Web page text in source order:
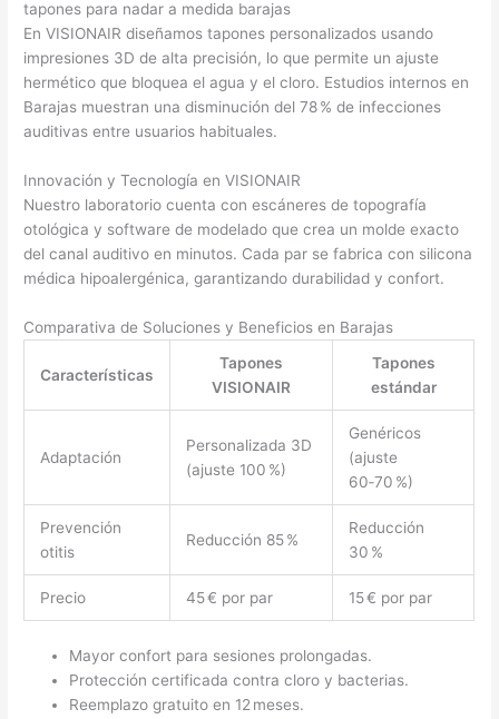
tapones para nadar a medida barajas
En VISIONAIR diseñamos tapones personalizados usando
impresiones 3D de alta precisión, lo que permite un ajuste
hermético que bloquea el agua y el cloro. Estudios internos en
Barajas muestran una disminución del 78 % de infecciones
auditivas entre usuarios habituales.
Innovación y Tecnología en VISIONAIR
Nuestro laboratorio cuenta con escáneres de topografía
otológica y software de modelado que crea un molde exacto
del canal auditivo en minutos. Cada par se fabrica con silicona
médica hipoalergénica, garantizando durabilidad y confort.
Comparativa de Soluciones y Beneficios en Barajas
Características
Tapones
VISIONAIR
Tapones
estándar
Adaptación
Personalizada 3D
(ajuste 100 %)
Genéricos
(ajuste
60‑70 %)
Prevención
otitis
Reducción 85 %
Reducción
30 %
Precio 45 € por par 15 € por par
Mayor confort para sesiones prolongadas.
Protección certificada contra cloro y bacterias.
Reemplazo gratuito en 12 meses.